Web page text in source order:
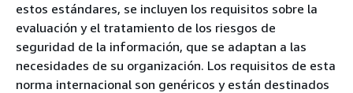
estos estándares, se incluyen los requisitos sobre la
evaluación y el tratamiento de los riesgos de
seguridad de la información, que se adaptan a las
necesidades de su organización. Los requisitos de esta
norma internacional son genéricos y están destinados